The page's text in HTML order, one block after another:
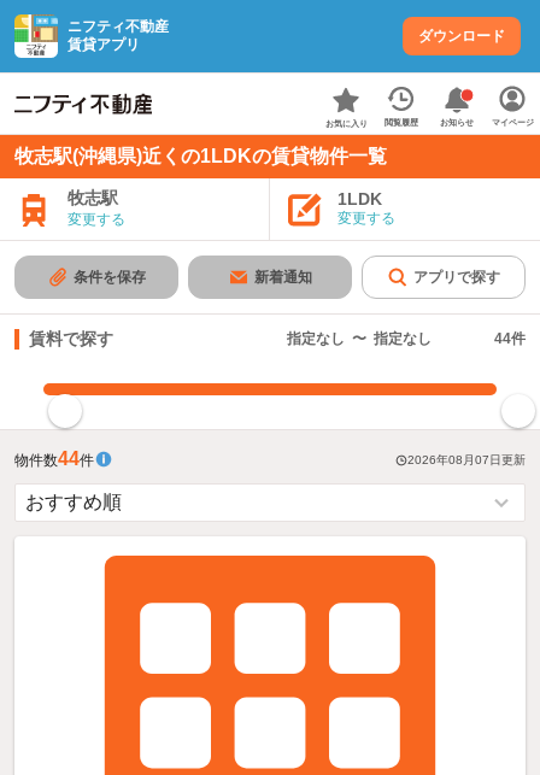
ニフティ不動産
賃貸アプリ
ダウンロード
お気に入り 閲覧履歴 お知らせ マイページ
牧志駅(沖縄県)近くの1LDKの賃貸物件一覧
牧志駅
変更する
1LDK
変更する
条件を保存 新着通知 アプリで探す
賃料で探す 指定なし 〜 指定なし 44件
物件数44件 2026年08月07日更新